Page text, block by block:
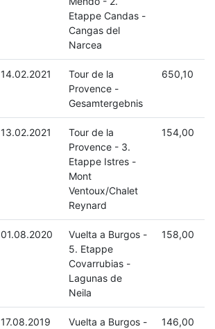
Etappe Candas -
Cangas del
Narcea
14.02.2021
Tour de la
Provence -
Gesamtergebnis
650,10
13.02.2021
Tour de la
Provence - 3.
Etappe Istres -
Mont
Ventoux/Chalet
Reynard
154,00
01.08.2020
Vuelta a Burgos -
5. Etappe
Covarrubias -
Lagunas de
Neila
158,00
17.08.2019
Vuelta a Burgos -
146,00